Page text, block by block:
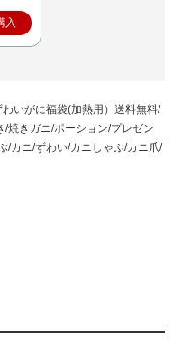
入
いがに福袋(加熱用）送料無料/
焼きガニ/ポーション/プレゼン
/カニ/ずわい/カニしゃぶ/カニ爪/